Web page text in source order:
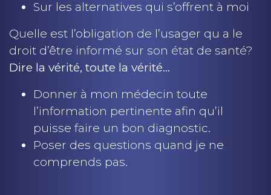
Sur les alternatives qui s’offrent à moi
Quelle est l’obligation de l’usager qu a le
droit d’être informé sur son état de santé?
Dire la vérité, toute la vérité…
Donner à mon médecin toute
l’information pertinente afin qu’il
puisse faire un bon diagnostic.
Poser des questions quand je ne
comprends pas.